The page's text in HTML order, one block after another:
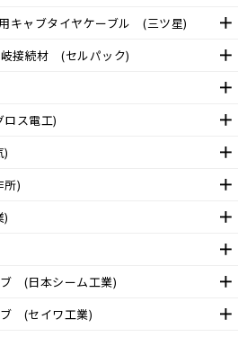
キャブタイヤケーブル (三ツ星)
接続材 (セルパック)
ス電工)
)
)
)
(日本シーム工業)
(セイワ工業)